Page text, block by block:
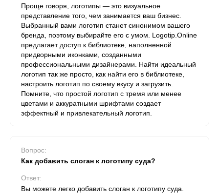
Проще говоря, логотипы — это визуальное
представление того, чем занимается ваш бизнес.
Выбранный вами логотип станет синонимом вашего
бренда, поэтому выбирайте его с умом. Logotip.Online
предлагает доступ к библиотеке, наполненной
придворными иконками, созданными
профессиональными дизайнерами. Найти идеальный
логотип так же просто, как найти его в библиотеке,
настроить логотип по своему вкусу и загрузить.
Помните, что простой логотип с тремя или менее
цветами и аккуратными шрифтами создает
эффектный и привлекательный логотип.
Вопрос:
Как добавить слоган к логотипу суда?
Ответ:
Вы можете легко добавить слоган к логотипу суда.